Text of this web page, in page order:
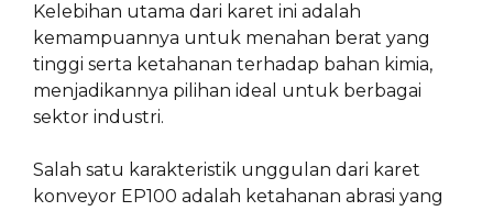
Kelebihan utama dari karet ini adalah
kemampuannya untuk menahan berat yang
tinggi serta ketahanan terhadap bahan kimia,
menjadikannya pilihan ideal untuk berbagai
sektor industri.
Salah satu karakteristik unggulan dari karet
konveyor EP100 adalah ketahanan abrasi yang